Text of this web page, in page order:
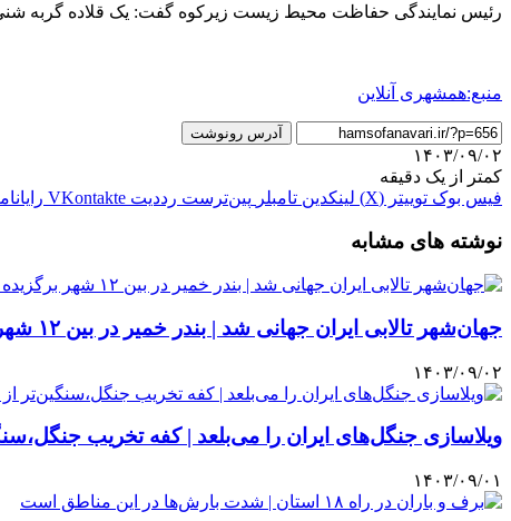
رئیس نمایندگی حفاظت محیط زیست زیرکوه گفت: یک قلاده گربه
منبع:همشهری آنلاین
آدرس رونوشت
۱۴۰۳/۰۹/۰۲
کمتر از یک دقیقه
فیس بوک توییتر (X) لینکدین ‫تامبلر ‫پین‌ترست ‫رددیت ‫VKontakte
نوشته های مشابه
جهان‌شهر تالابی ایران جهانی شد | بندر خمیر در بین ۱۲ شهر برگزیده یونسکو
۱۴۰۳/۰۹/۰۲
ویلاسازی جنگل‌های ایران را می‌بلعد | کفه تخریب جنگل،سنگین‌تر از
۱۴۰۳/۰۹/۰۱